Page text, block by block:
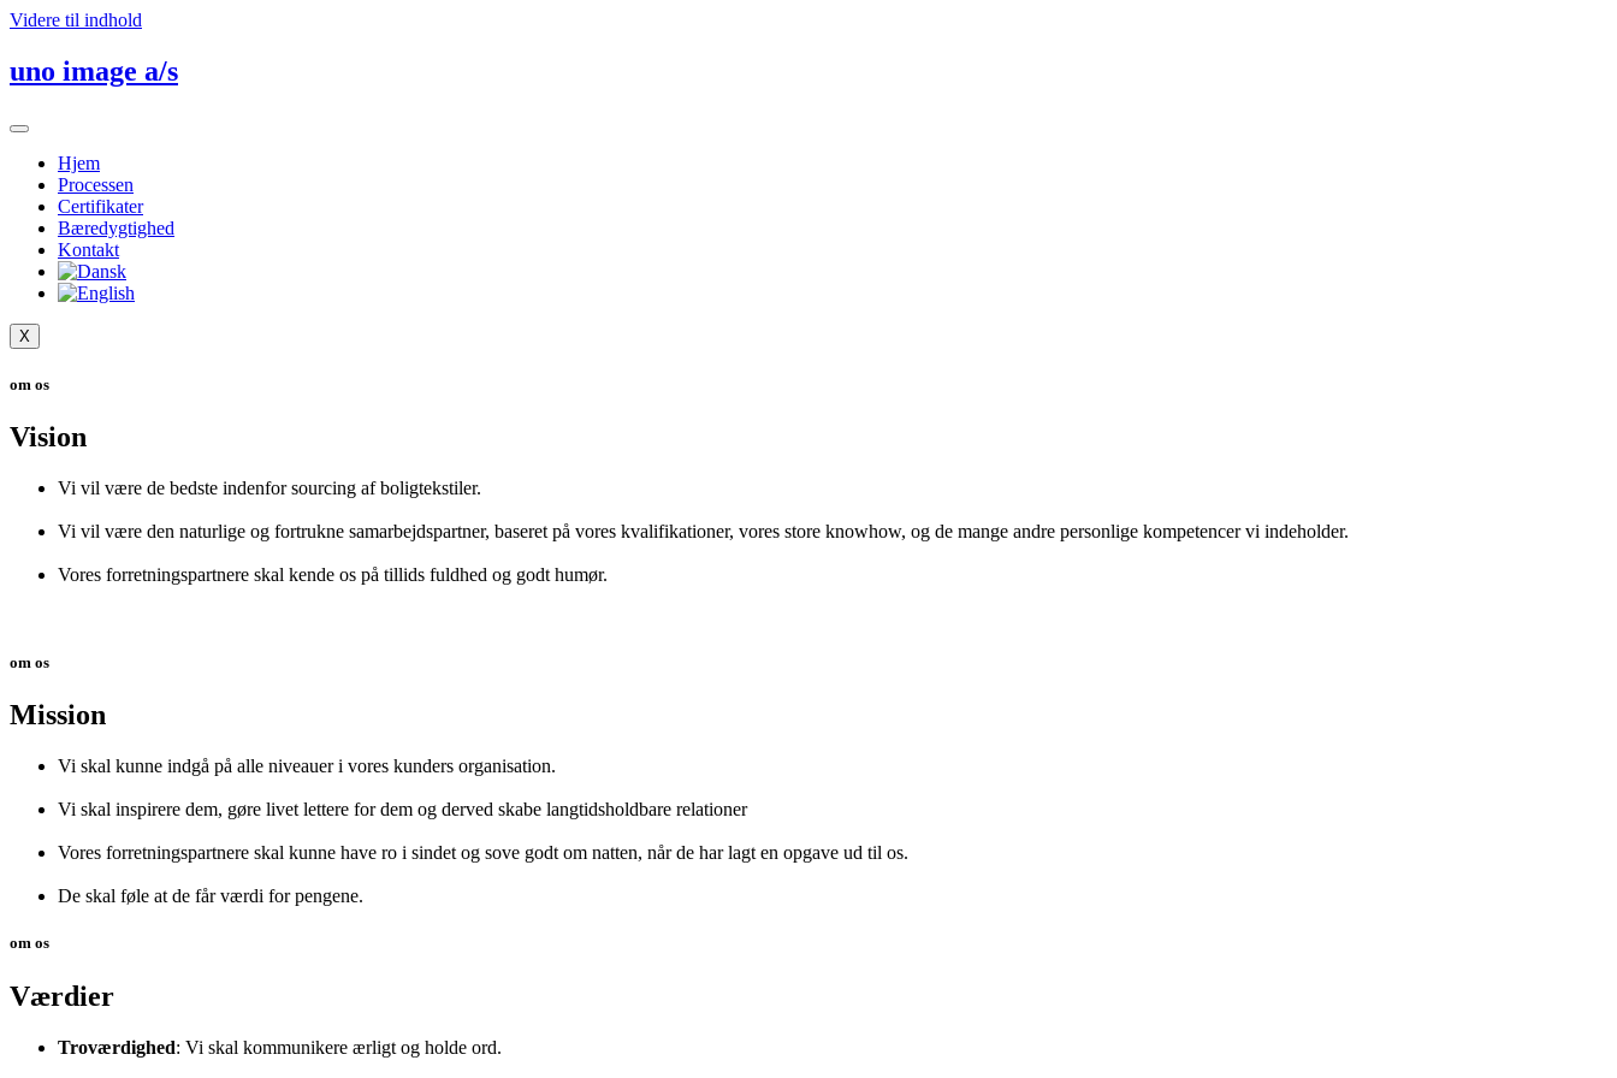
Videre til indhold
uno image a/s
Hjem
Processen
Certifikater
Bæredygtighed
Kontakt
X
om os
Vision
Vi vil være de bedste indenfor sourcing af boligtekstiler.
Vi vil være den naturlige og fortrukne samarbejdspartner, baseret på vores kvalifikationer, vores store knowhow, og de mange andre personlige kompetencer vi indeholder.
Vores forretningspartnere skal kende os på tillids fuldhed og godt humør.
om os
Mission
Vi skal kunne indgå på alle niveauer i vores kunders organisation.
Vi skal inspirere dem, gøre livet lettere for dem og derved skabe langtidsholdbare relationer
Vores forretningspartnere skal kunne have ro i sindet og sove godt om natten, når de har lagt en opgave ud til os.
De skal føle at de får værdi for pengene.
om os
Værdier
Troværdighed: Vi skal kommunikere ærligt og holde ord.